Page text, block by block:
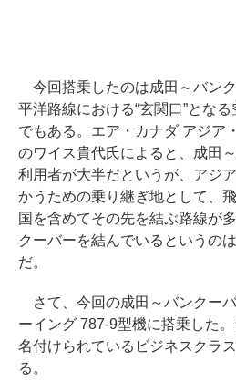
今回搭乗したのは成田～バン
平洋路線における“玄関口”とな
でもある。エア・カナダ アジア
のワイス貴代氏によると、成田
利用者が大半だというが、アジ
かうための乗り継ぎ地として、
国を含めてその先を結ぶ路線が
クーバーを結んでいるというの
だ。
さて、今回の成田～バンクー
ーイング 787-9型機に搭乗した
名付けられているビジネスクラ
る。